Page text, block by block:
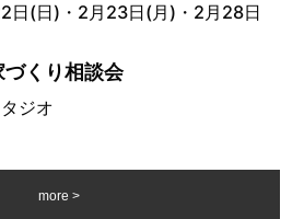
日(日)・2月23日(月)・2月28日
くり相談会
ジオ
more